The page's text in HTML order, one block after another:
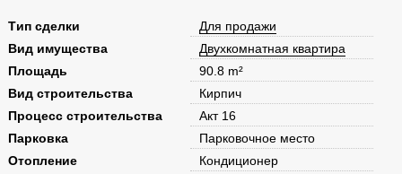
Tип сделки
Для продажи
Вид имущества
Двухкомнатная квартира
Площадь
90.8 m²
Вид строительства
Кирпич
Процесс строительства
Акт 16
Парковка
Парковочное место
Отопление
Кондиционер